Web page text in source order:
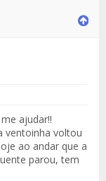
ajudar!!
ventoinha voltou
ao andar que a
parou, tem